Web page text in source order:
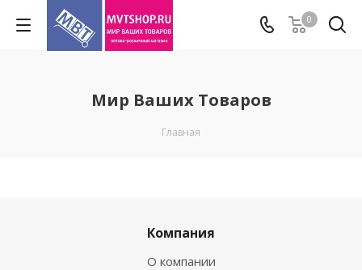
0
Мир Ваших Товаров
Главная
Компания
О компании